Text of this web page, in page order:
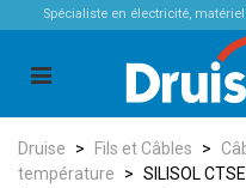
Spécialiste en électricité,
Druise > Fils et Câbles >
température
> SILISOL